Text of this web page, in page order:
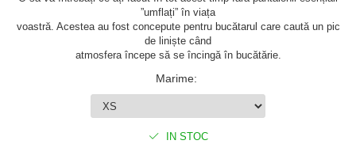
”umflați” în viața
voastră. Acestea au fost concepute pentru bucătarul care caută un pic
de liniște când
atmosfera începe să se încingă în bucătărie.
Marime:
IN STOC